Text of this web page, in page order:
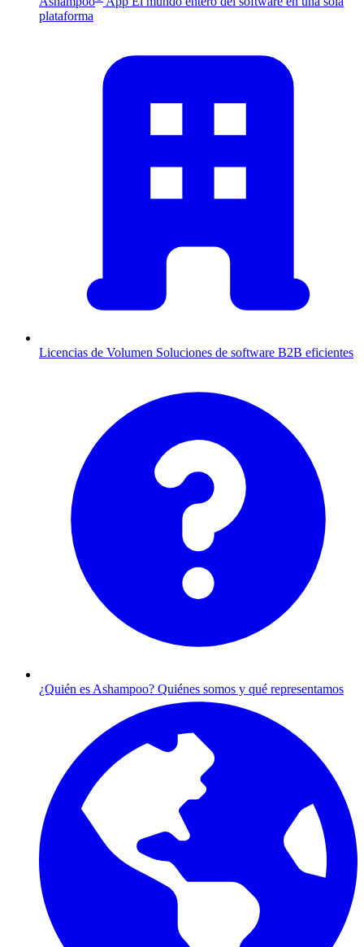
plataforma
Licencias de Volumen Soluciones de software B2B eficientes
¿Quién es Ashampoo? Quiénes somos y qué representamos